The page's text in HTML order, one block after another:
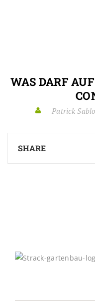
WAS DARF
Patrick
SHARE